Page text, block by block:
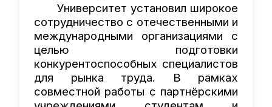
Университет установил широкое
сотрудничество с отечественными и
международными организациями с
целью подготовки
конкурентоспособных специалистов
для рынка труда. В рамках
совместной работы с партнёрскими